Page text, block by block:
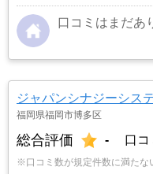
口コミはまだあ
ジャパンシナジーシス
福岡県福岡市博多区
総合評価 - 口コ
※口コミ数が規定件数に満たな